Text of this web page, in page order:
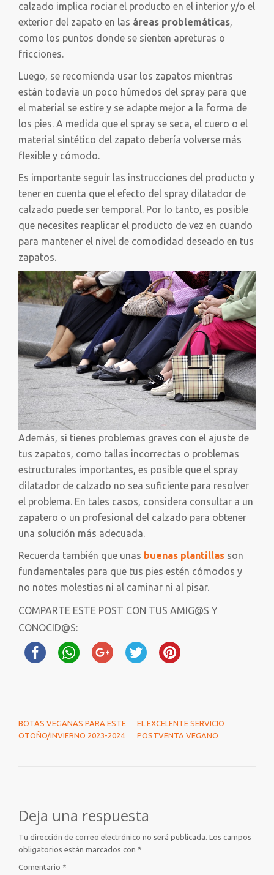
calzado implica rociar el producto en el interior y/o el
exterior del zapato en las áreas problemáticas,
como los puntos donde se sienten apreturas o
fricciones.
Luego, se recomienda usar los zapatos mientras
están todavía un poco húmedos del spray para que
el material se estire y se adapte mejor a la forma de
los pies. A medida que el spray se seca, el cuero o el
material sintético del zapato debería volverse más
flexible y cómodo.
Es importante seguir las instrucciones del producto y
tener en cuenta que el efecto del spray dilatador de
calzado puede ser temporal. Por lo tanto, es posible
que necesites reaplicar el producto de vez en cuando
para mantener el nivel de comodidad deseado en tus
zapatos.
Además, si tienes problemas graves con el ajuste de
tus zapatos, como tallas incorrectas o problemas
estructurales importantes, es posible que el spray
dilatador de calzado no sea suficiente para resolver
el problema. En tales casos, considera consultar a un
zapatero o un profesional del calzado para obtener
una solución más adecuada.
Recuerda también que unas buenas plantillas son
fundamentales para que tus pies estén cómodos y
no notes molestias ni al caminar ni al pisar.
COMPARTE ESTE POST CON TUS AMIG@S Y
CONOCID@S:
BOTAS VEGANAS PARA ESTE
OTOÑO/INVIERNO 2023-2024
EL EXCELENTE SERVICIO
POSTVENTA VEGANO
Deja una respuesta
Tu dirección de correo electrónico no será publicada. Los campos
obligatorios están marcados con *
Comentario *